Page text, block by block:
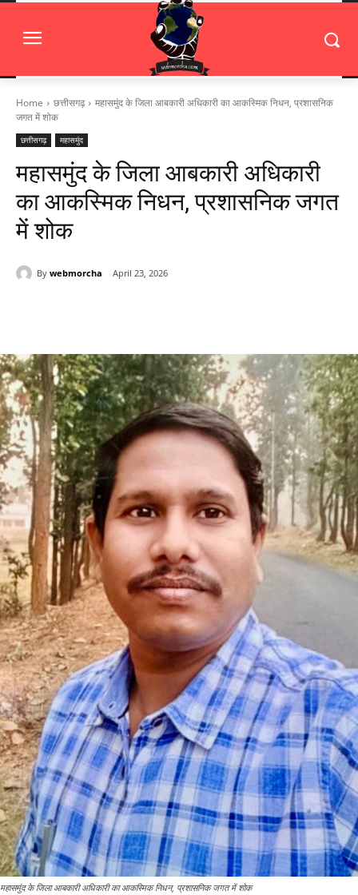
Home छत्तीसगढ़
महासमुंद के जिला आबकारी अधिकारी का आकस्मिक निधन, प्रशासनिक
जगत में शोक
छत्तीसगढ़ महासमुंद
महासमुंद के जिला आबकारी अधिकारी
का आकस्मिक निधन, प्रशासनिक जगत
में शोक
By webmorcha April 23, 2026
महासमुंद के जिला आबकारी अधिकारी का आकस्मिक निधन, प्रशासनिक जगत में शोक